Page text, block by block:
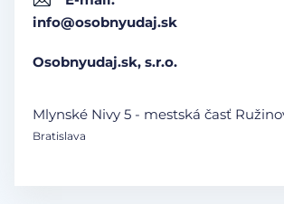
info@osobnyudaj.sk
Osobnyudaj.sk, s.r.o.
Mlynské Nivy 5 - mestská časť
Bratislava